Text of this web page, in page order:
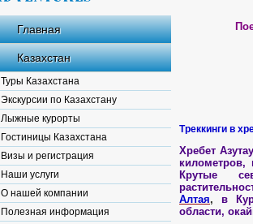
Главная
Казахстан
Туры Казахстана
Экскурсии по Казахстану
Лыжные курорты
Гостиницы Казахстана
Визы и регистрация
Наши услуги
О нашей компании
Полезная информация
Треккинги в
Хребет
Крутые
Алтая, в
области,